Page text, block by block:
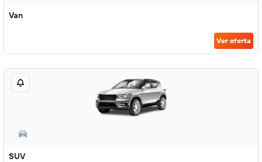
Van
Ver oferta
SUV